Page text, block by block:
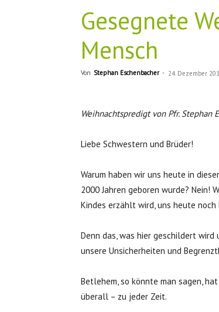
Gesegnete
Mensch
Von Stephan Eschenbacher - 24. Dezember
Weihnachtspredigt von Pfr. Stephan
Liebe Schwestern und Brüder!
Warum haben wir uns heute in
2000 Jahren geboren wurde? Nein!
Kindes erzählt wird, uns heute
Denn das, was hier geschildert wird
unsere Unsicherheiten und
Betlehem, so könnte man sagen,
überall – zu jeder Zeit.